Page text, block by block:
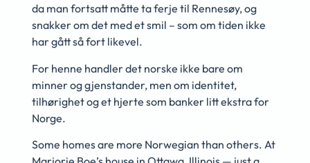
da man fortsatt måtte ta ferje til Rennesøy, og
snakker om det med et smil – som om tiden ikke
har gått så fort likevel.
For henne handler det norske ikke bare om
minner og gjenstander, men om identitet,
tilhørighet og et hjerte som banker litt ekstra for
Norge.
Some homes are more Norwegian than others. At